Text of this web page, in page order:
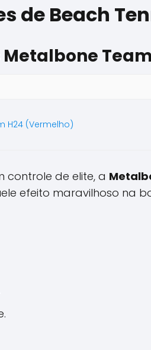
de Beach
H24 (Vermelho)
controle de elite, a
efeito maravilhoso na